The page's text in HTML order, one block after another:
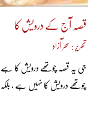
قصہ آج کے درویش کا
تحریر : سحر آزاد
جی یہ قصہ چوتھے درویش کا
چوتھے درویش کا نہیں ہے ،